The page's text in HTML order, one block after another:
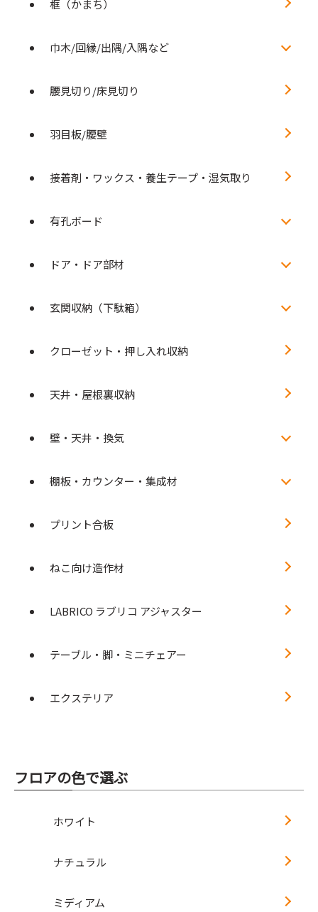
框（かまち）
巾木/回縁/出隅/入隅など
腰見切り/床見切り
羽目板/腰壁
接着剤・ワックス・養生テープ・湿気取り
有孔ボード
ドア・ドア部材
玄関収納（下駄箱）
クローゼット・押し入れ収納
天井・屋根裏収納
壁・天井・換気
棚板・カウンター・集成材
プリント合板
ねこ向け造作材
LABRICO ラブリコ アジャスター
テーブル・脚・ミニチェアー
エクステリア
フロアの色で選ぶ
ホワイト
ナチュラル
ミディアム